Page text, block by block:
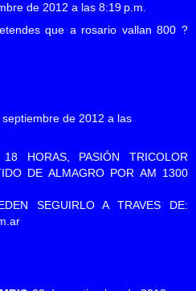
de 2012 a las 8:19 p.m.
que a rosario vallan 800 ?
septiembre de 2012 a las
HORAS, PASIÓN TRICOLOR
DE ALMAGRO POR AM 1300
SEGUIRLO A TRAVES DE: